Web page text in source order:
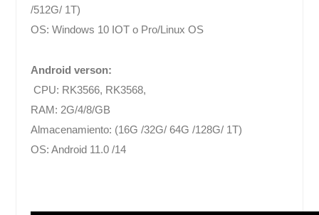
/512G/ 1T)
OS:Windows 10 IOT o Pro/Linux OS
Android verson:
CPU: RK3566, RK3568,
RAM: 2G/4/8/GB
Almacenamiento: (16G /32G/ 64G /128G/ 1T)
OS: Android 11.0 /14